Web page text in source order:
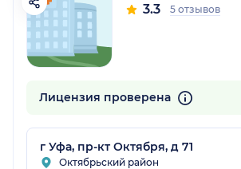
3.3 5 отзывов
Лицензия проверена
г Уфа, пр-кт Октября, д 71
Октябрьский район